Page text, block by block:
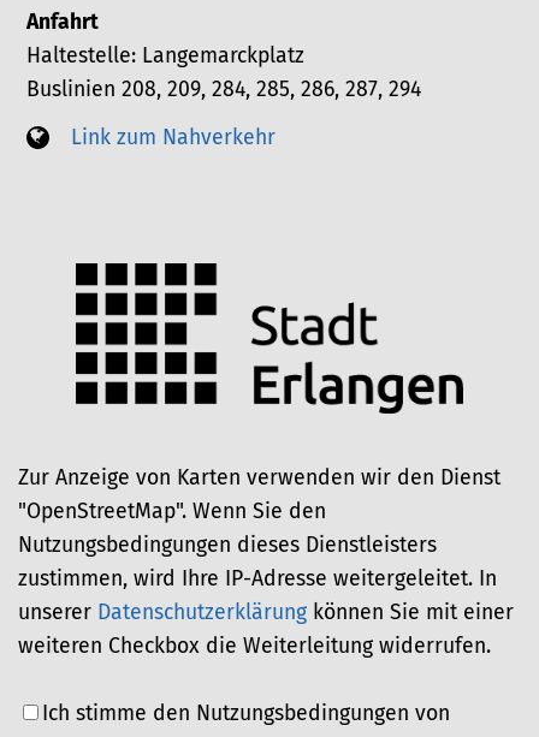
Anfahrt
Haltestelle: Langemarckplatz
Buslinien 208, 209, 284, 285, 286, 287, 294
Link zum Nahverkehr
Zur Anzeige von Karten verwenden wir den Dienst
"OpenStreetMap". Wenn Sie den
Nutzungsbedingungen dieses Dienstleisters
zustimmen, wird Ihre IP-Adresse weitergeleitet. In
unserer Datenschutzerklärung können Sie mit einer
weiteren Checkbox die Weiterleitung widerrufen.
Ich stimme den Nutzungsbedingungen von